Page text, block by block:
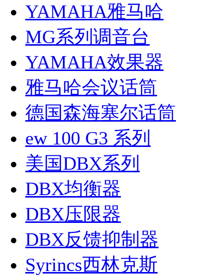
YAMAHA雅马哈
MG系列调音台
YAMAHA效果器
雅马哈会议话筒
德国森海塞尔话筒
ew 100 G3 系列
美国DBX系列
DBX均衡器
DBX压限器
DBX反馈抑制器
Syrincs西林克斯